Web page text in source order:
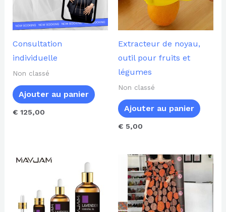
Consultation
individuelle
Non classé
Ajouter au panier
€ 125,00
Extracteur de noyau,
outil pour fruits et
légumes
Non classé
Ajouter au panier
€ 5,00
a
plusieurs
Ce